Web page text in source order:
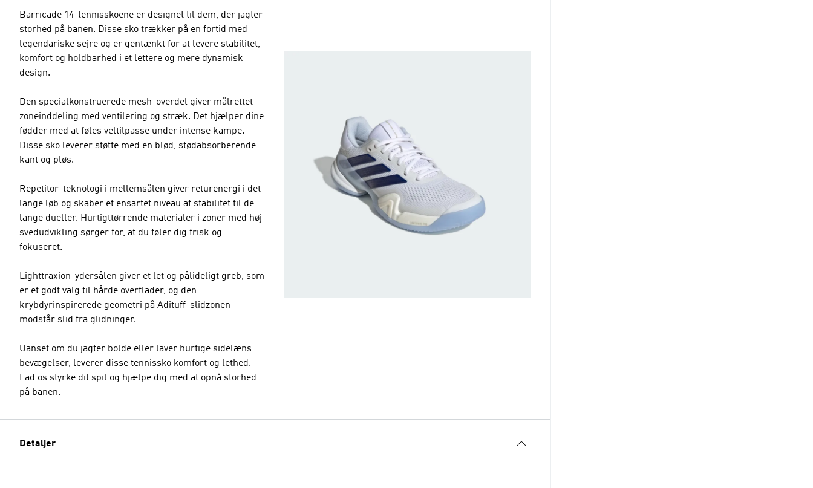
Barricade 14-tennisskoene er designet til dem, der jagter
storhed på banen. Disse sko trækker på en fortid med
legendariske sejre og er gentænkt for at levere stabilitet,
komfort og holdbarhed i et lettere og mere dynamisk
design.
Den specialkonstruerede mesh-overdel giver målrettet
zoneinddeling med ventilering og stræk. Det hjælper dine
fødder med at føles veltilpasse under intense kampe.
Disse sko leverer støtte med en blød, stødabsorberende
kant og pløs.
Repetitor-teknologi i mellemsålen giver returenergi i det
lange løb og skaber et ensartet niveau af stabilitet til de
lange dueller. Hurtigttørrende materialer i zoner med høj
svedudvikling sørger for, at du føler dig frisk og
fokuseret.
Lighttraxion-ydersålen giver et let og pålideligt greb, som
er et godt valg til hårde overflader, og den
krybdyrinspirerede geometri på Adituff-slidzonen
modstår slid fra glidninger.
Uanset om du jagter bolde eller laver hurtige sidelæns
bevægelser, leverer disse tennissko komfort og lethed.
Lad os styrke dit spil og hjælpe dig med at opnå storhed
på banen.
Detaljer